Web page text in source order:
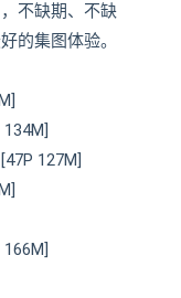
不缺期、不缺
的集图体验。
127M]